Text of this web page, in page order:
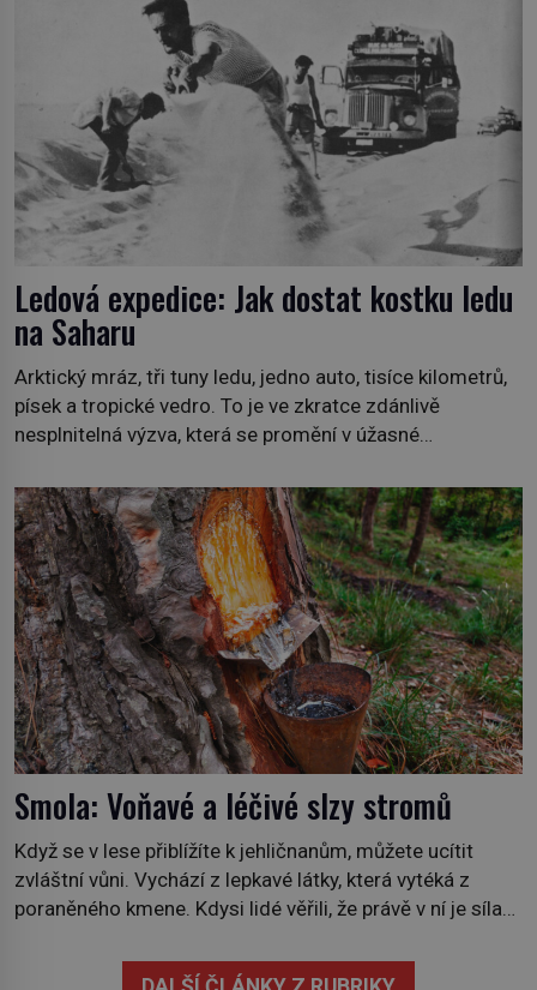
1778), jenže v Asii o něm ví už celá staletí. Zvíře
připomíná jelena, v kohoutku dosahuje […]
Ledová expedice: Jak dostat kostku ledu
na Saharu
Arktický mráz, tři tuny ledu, jedno auto, tisíce kilometrů,
písek a tropické vedro. To je ve zkratce zdánlivě
nesplnitelná výzva, která se promění v úžasné
na podzim 1958 jako hec. Rádio Luxembourg přichází s
neobvyklou výzvou. Tomu, kdo dokáže dopravit ze
severního polárního kruhu na […]
Smola: Voňavé a léčivé slzy stromů
Když se v lese přiblížíte k jehličnanům, můžete ucítit
zvláštní vůni. Vychází z lepkavé látky, která vytéká z
poraněného kmene. Kdysi lidé věřili, že právě v ní je síla
lidstvo pracovalo. Chrání strom před infekcí, hmyzem a